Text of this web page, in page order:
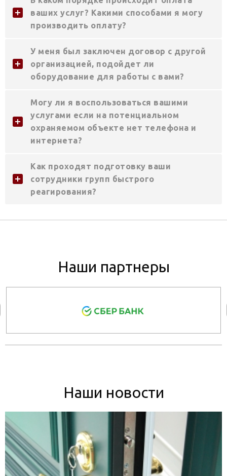
ваших услуг? Какими способами я могу
производить оплату?
У меня был заключен договор с другой
организацией, подойдет ли
оборудование для работы с вами?
Могу ли я воспользоваться вашими
услугами если на потенциальном
охраняемом объекте нет телефона и
интернета?
Как проходят подготовку ваши
сотрудники групп быстрого
реагирования?
Наши партнеры
Наши новости